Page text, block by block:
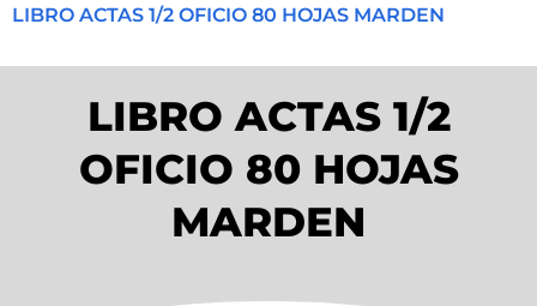
LIBRO ACTAS 1/2 OFICIO 80 HOJAS MARDEN
LIBRO ACTAS 1/2
OFICIO 80 HOJAS
MARDEN